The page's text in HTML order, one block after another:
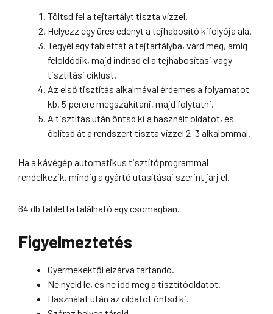
Töltsd fel a tejtartályt tiszta vízzel.
Helyezz egy üres edényt a tejhabosító kifolyója alá.
Tegyél egy tablettát a tejtartályba, várd meg, amíg
feloldódik, majd indítsd el a tejhabosítási vagy
tisztítási ciklust.
Az első tisztítás alkalmával érdemes a folyamatot
kb. 5 percre megszakítani, majd folytatni.
A tisztítás után öntsd ki a használt oldatot, és
öblítsd át a rendszert tiszta vízzel 2–3 alkalommal.
Ha a kávégép automatikus tisztítóprogrammal
rendelkezik, mindig a gyártó utasításai szerint járj el.
64 db tabletta található egy csomagban.
Figyelmeztetés
Gyermekektől elzárva tartandó.
Ne nyeld le, és ne idd meg a tisztítóoldatot.
Használat után az oldatot öntsd ki.